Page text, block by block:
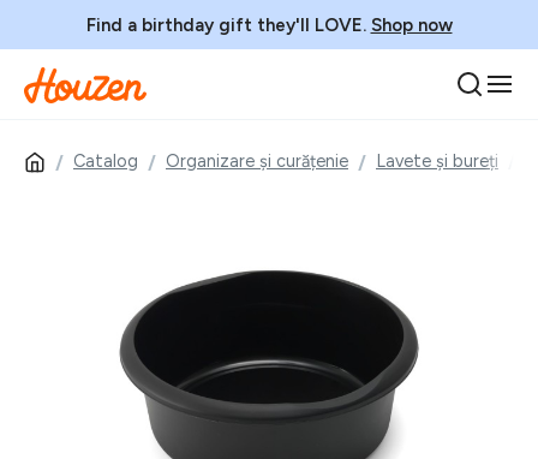
Find a birthday gift they'll LOVE. Shop now
Catalog Organizare și curățenie Lavete și bureți